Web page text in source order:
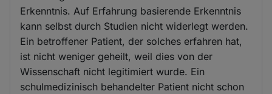
Erkenntnis. Auf Erfahrung basierende Erkenntnis
kann selbst durch Studien nicht widerlegt werden.
Ein betroffener Patient, der solches erfahren hat,
ist nicht weniger geheilt, weil dies von der
Wissenschaft nicht legitimiert wurde. Ein
schulmedizinisch behandelter Patient nicht schon